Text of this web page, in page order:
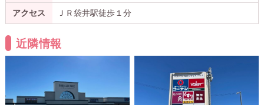
アクセス ＪＲ袋井駅徒歩１分
近隣情報